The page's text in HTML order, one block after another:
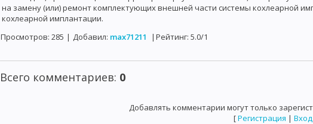
на замену (или) ремонт комплектующих внешней части системы кохлеарной
кохлеарной имплантации.
Просмотров: 285 | Добавил: max71211 | Рейтинг: 5.0/1
Всего комментариев: 0
Добавлять комментарии могут только
[Регистрация | Вход